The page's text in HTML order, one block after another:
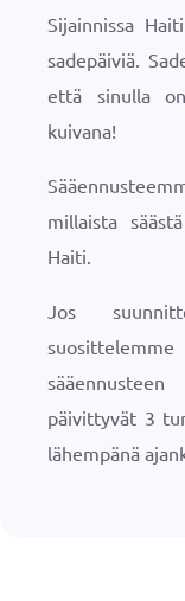
Sijainnissa
sadepäiviä.
että sinulla
kuivana!
millaista
Haiti.
Jos
päivittyvät 3
lähempänä